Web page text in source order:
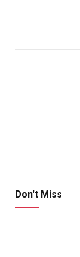
Don't Miss